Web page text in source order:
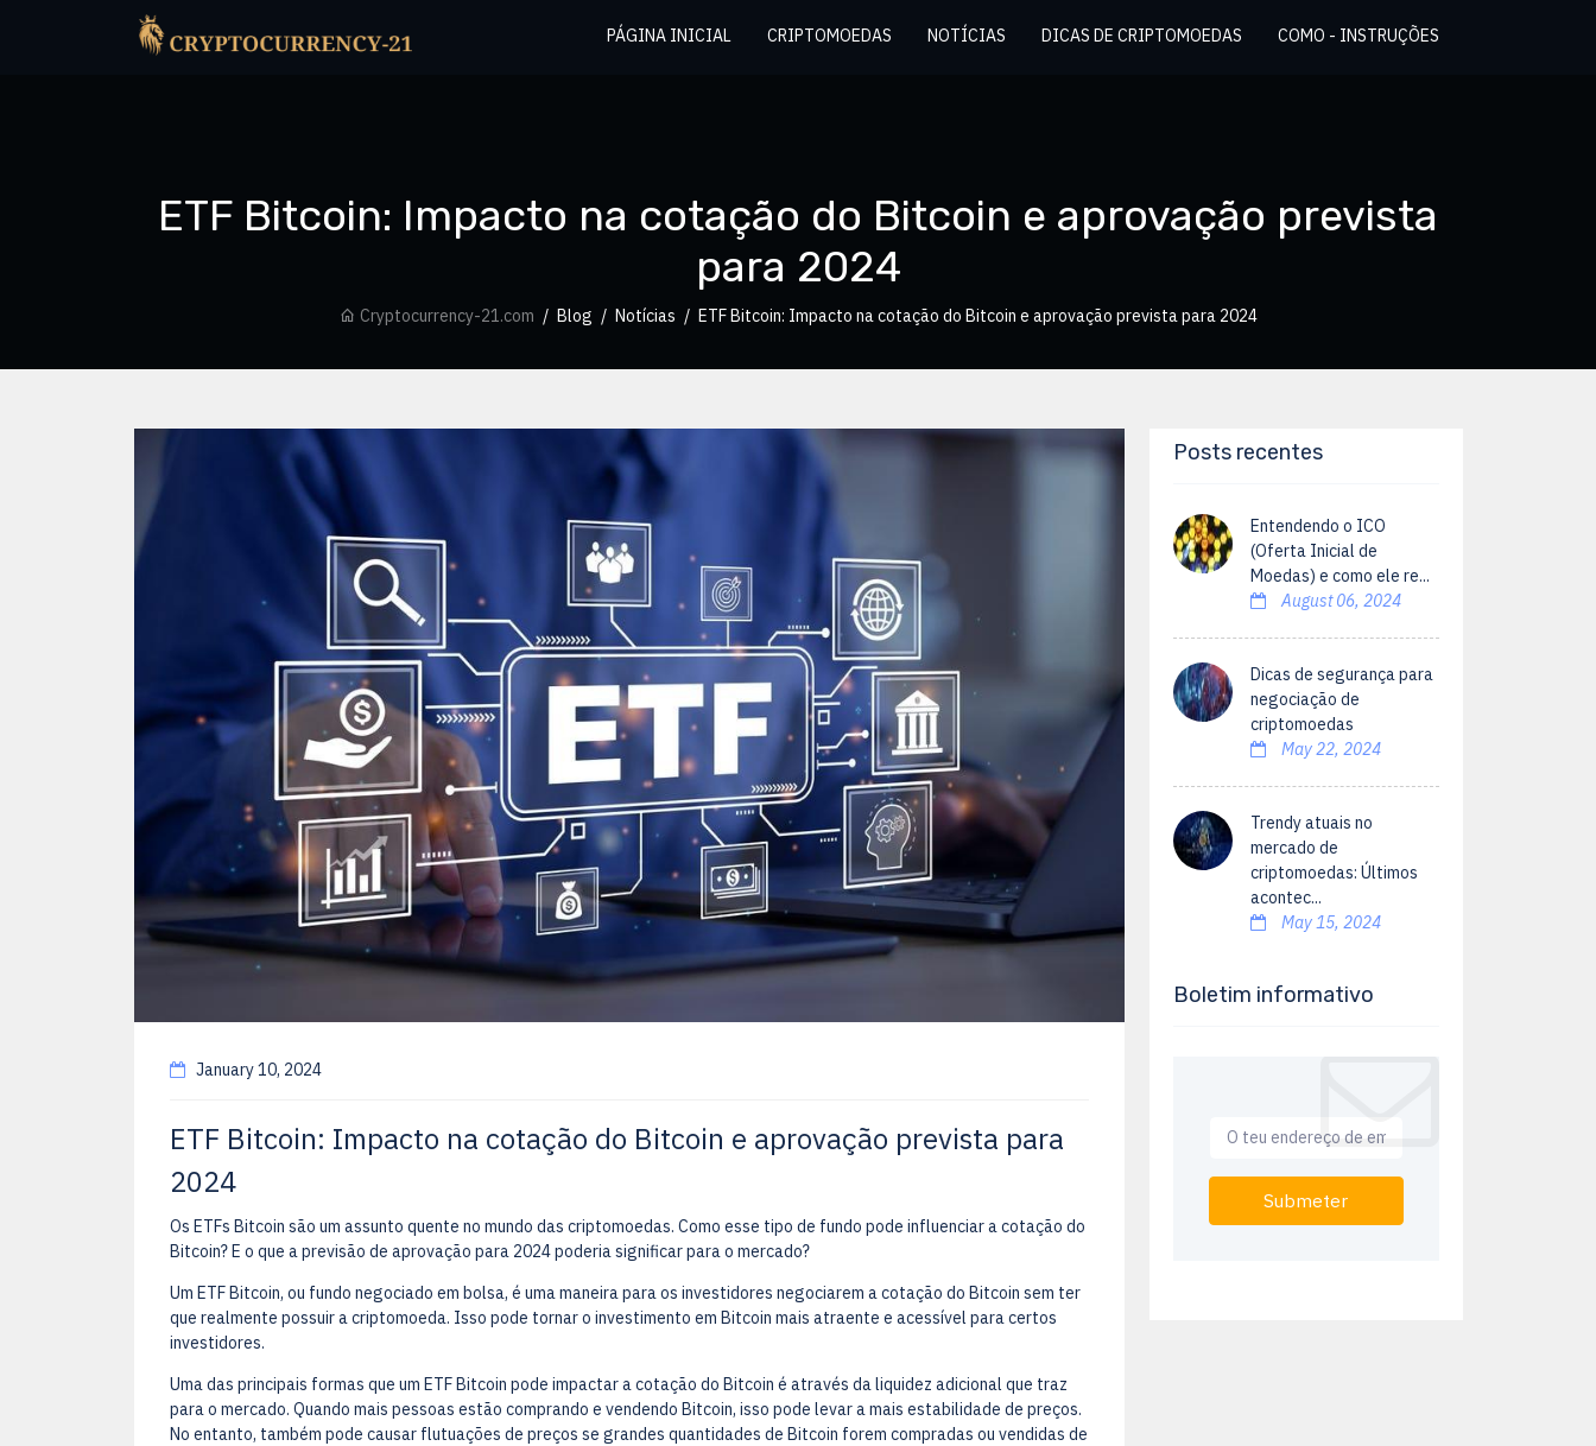
PÁGINA INICIAL CRIPTOMOEDAS NOTÍCIAS DICAS DE CRIPTOMOEDAS COMO - INSTRUÇÕES
ETF Bitcoin: Impacto na cotação do Bitcoin e aprovação prevista
para 2024
Cryptocurrency-21.com Blog Notícias ETF Bitcoin: Impacto na cotação do Bitcoin e aprovação prevista para 2024
January 10, 2024
ETF Bitcoin: Impacto na cotação do Bitcoin e aprovação prevista para
2024
Os ETFs Bitcoin são um assunto quente no mundo das criptomoedas. Como esse tipo de fundo pode influenciar a cotação do
Bitcoin? E o que a previsão de aprovação para 2024 poderia significar para o mercado?
Um ETF Bitcoin, ou fundo negociado em bolsa, é uma maneira para os investidores negociarem a cotação do Bitcoin sem ter
que realmente possuir a criptomoeda. Isso pode tornar o investimento em Bitcoin mais atraente e acessível para certos
investidores.
Uma das principais formas que um ETF Bitcoin pode impactar a cotação do Bitcoin é através da liquidez adicional que traz
para o mercado. Quando mais pessoas estão comprando e vendendo Bitcoin, isso pode levar a mais estabilidade de preços.
No entanto, também pode causar flutuações de preços se grandes quantidades de Bitcoin forem compradas ou vendidas de
Posts recentes
Entendendo o ICO
(Oferta Inicial de
Moedas) e como ele re...
August 06, 2024
Dicas de segurança para
negociação de
criptomoedas
May 22, 2024
Trendy atuais no
mercado de
criptomoedas: Últimos
acontec...
May 15, 2024
Boletim informativo
Submeter